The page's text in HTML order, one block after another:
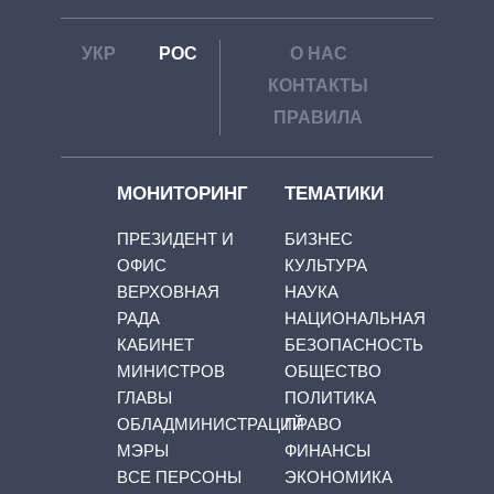
УКР РОС
О НАС
КОНТАКТЫ
ПРАВИЛА
МОНИТОРИНГ
ПРЕЗИДЕНТ И
ОФИС
ВЕРХОВНАЯ
РАДА
КАБИНЕТ
МИНИСТРОВ
ГЛАВЫ
ОБЛАДМИНИСТРАЦИЙ
МЭРЫ
ВСЕ ПЕРСОНЫ
ТЕМАТИКИ
БИЗНЕС
КУЛЬТУРА
НАУКА
НАЦИОНАЛЬНАЯ
БЕЗОПАСНОСТЬ
ОБЩЕСТВО
ПОЛИТИКА
ПРАВО
ФИНАНСЫ
ЭКОНОМИКА